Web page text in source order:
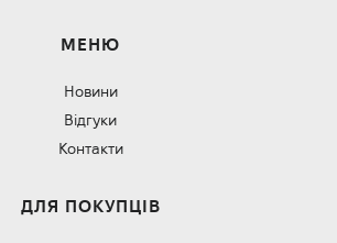
МЕНЮ
Новини
Відгуки
Контакти
ДЛЯ ПОКУПЦІВ